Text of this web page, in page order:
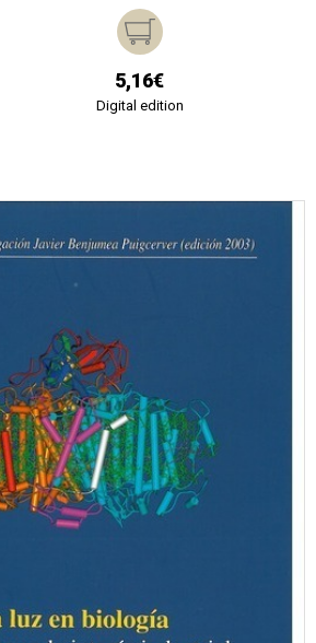
5,16€
Digital edition